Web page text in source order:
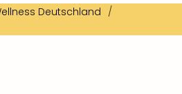
Deutschland /